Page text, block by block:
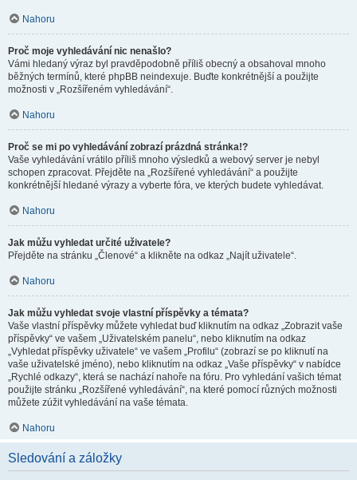
Nahoru
Proč moje vyhledávání nic nenašlo?
Vámi hledaný výraz byl pravděpodobně příliš obecný a obsahoval mnoho
běžných termínů, které phpBB neindexuje. Buďte konkrétnější a použijte
možnosti v „Rozšířeném vyhledávání“.
Nahoru
Proč se mi po vyhledávání zobrazí prázdná stránka!?
Vaše vyhledávání vrátilo příliš mnoho výsledků a webový server je nebyl
schopen zpracovat. Přejděte na „Rozšířené vyhledávání“ a použijte
konkrétnější hledané výrazy a vyberte fóra, ve kterých budete vyhledávat.
Nahoru
Jak můžu vyhledat určité uživatele?
Přejděte na stránku „Členové“ a klikněte na odkaz „Najít uživatele“.
Nahoru
Jak můžu vyhledat svoje vlastní příspěvky a témata?
Vaše vlastní příspěvky můžete vyhledat buď kliknutím na odkaz „Zobrazit vaše
příspěvky“ ve vašem „Uživatelském panelu“, nebo kliknutím na odkaz
„Vyhledat příspěvky uživatele“ ve vašem „Profilu“ (zobrazí se po kliknutí na
vaše uživatelské jméno), nebo kliknutím na odkaz „Vaše příspěvky“ v nabídce
„Rychlé odkazy“, která se nachází nahoře na fóru. Pro vyhledání vašich témat
použijte stránku „Rozšířené vyhledávání“, na které pomocí různých možnosti
můžete zúžit vyhledávání na vaše témata.
Nahoru
Sledování a záložky